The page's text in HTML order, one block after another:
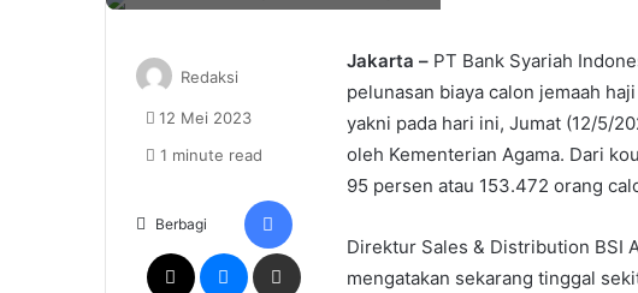
Jakarta – PT Bank Syariah
pelunasan biaya calon jemaah
yakni pada hari ini, Jumat (12/5/
oleh Kementerian Agama. Dari
95 persen atau 153.472 orang
Direktur Sales & Distribution BSI
mengatakan sekarang tinggal
Redaksi
12 Mei 2023
1 minute read
Berbagi
Facebook
Messenger